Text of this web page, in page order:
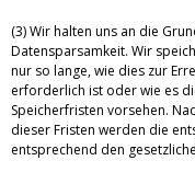
(3) Wir halten uns an die
Datensparsamkeit. Wir
nur so lange, wie dies zur
erforderlich ist oder wie es
Speicherfristen vorsehen.
dieser Fristen werden die
entsprechend den